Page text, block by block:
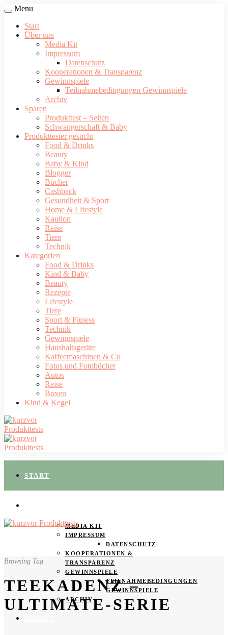
Menu
Start
Über uns
Media Kit
Impressum
Datenschutz
Kooperationen & Transparenz
Gewinnspiele
Teilnahmebedingungen Gewinnspiele
Archiv
Sparen
Produkttest – Seiten
Schwangerschaft & Baby
Produkttester gesucht
Food & Drinks
Beauty
Baby & Kind
Blogger
Bücher
Cashback
Gesundheit & Sport
Home & Lifestyle
Kaution
Reise
Tiere
Technik
Kategorien
Food & Drinks
Kind & Baby
Beauty
Rezepte
Lifestyle
Tiere
Sport & Fitness
Technik
Gewinnspiele
Haushaltsgeräte
Kaffeemaschinen & Co
Fotos und Fotobücher
Autos
Reise
Boxen
Kind & Kegel
START
MEDIA KIT
IMPRESSUM
DATENSCHUTZ
KOOPERATIONEN &
TRANSPARENZ
GEWINNSPIELE
TEILNAHMEBEDINGUNGEN
GEWINNSPIELE
ARCHIV
Browsing Tag
TEEKADENZ –
ULTIMATE-SERIE